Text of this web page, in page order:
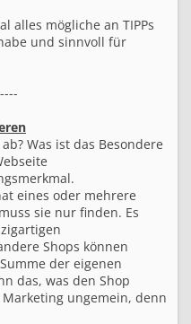
alles mögliche an TIPPs
und sinnvoll für
Was ist das Besondere
eines oder mehrere
sie nur finden. Es
Shops können
der eigenen
das, was den Shop
ungemein, denn